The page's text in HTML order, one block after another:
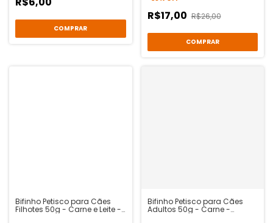
R$17,00 R$26,00
Bifinho Petisco para Cães
Filhotes 50g - Carne e Leite -
Bifinho Petisco para Cães
Adultos 50g - Carne -